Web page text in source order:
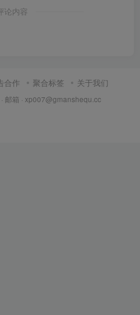
论内容
合作 聚合标签 关于我们
· 邮箱 · xp007@gmanshequ.cc